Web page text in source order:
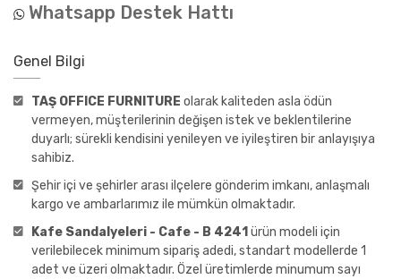
Whatsapp Destek Hattı
Genel Bilgi
TAŞ OFFICE FURNITURE olarak kaliteden asla ödün
vermeyen, müşterilerinin değişen istek ve beklentilerine
duyarlı; sürekli kendisini yenileyen ve iyileştiren bir anlayışıya
sahibiz.
Şehir içi ve şehirler arası ilçelere gönderim imkanı, anlaşmalı
kargo ve ambarlarımız ile mümkün olmaktadır.
Kafe Sandalyeleri - Cafe - B 4241 ürün modeli için
verilebilecek minimum sipariş adedi, standart modellerde 1
adet ve üzeri olmaktadır. Özel üretimlerde minumum sayı